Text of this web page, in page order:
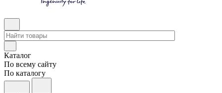
Каталог
По всему сайту
По каталогу